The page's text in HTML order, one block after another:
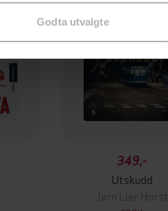
Godta utvalgte
349,-
Utskudd
Jørn Lier Horst